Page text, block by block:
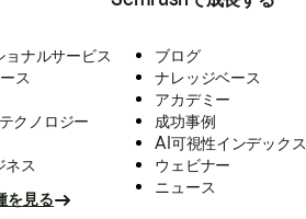
ョナルサービス
ス
クノロジー
ネス
を見る
ブログ
ナレッジベース
アカデミー
成功事例
AI可視性インデックス
ウェビナー
ニュース